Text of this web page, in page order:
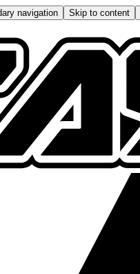
navigation Skip to content